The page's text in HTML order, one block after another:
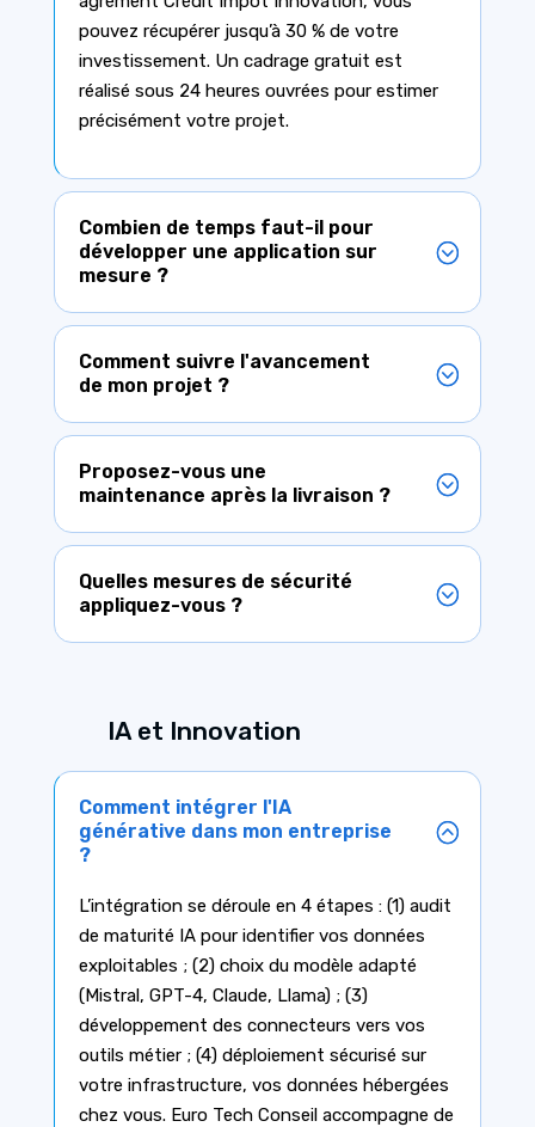
pouvez récupérer jusqu’à 30 % de votre
investissement. Un cadrage gratuit est
réalisé sous 24 heures ouvrées pour estimer
précisément votre projet.
Combien de temps faut-il pour
développer une application sur
mesure ?
Comment suivre l'avancement
de mon projet ?
Proposez-vous une
maintenance après la livraison ?
Quelles mesures de sécurité
appliquez-vous ?
IA et Innovation
Comment intégrer l'IA
générative dans mon entreprise
?
L’intégration se déroule en 4 étapes : (1) audit
de maturité IA pour identifier vos données
exploitables ; (2) choix du modèle adapté
(Mistral, GPT-4, Claude, Llama) ; (3)
développement des connecteurs vers vos
outils métier ; (4) déploiement sécurisé sur
votre infrastructure, vos données hébergées
chez vous. Euro Tech Conseil accompagne de